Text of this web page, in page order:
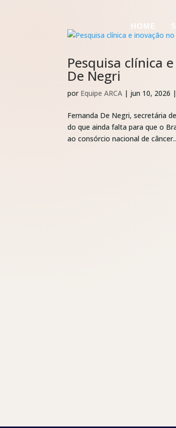
HOME
Pesquisa clínica
De Negri
por Equipe ARCA | jun 10, 2026
Fernanda De Negri, secretária
do que ainda falta para que o
ao consórcio nacional de